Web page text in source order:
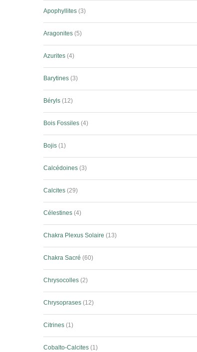
Apophyllites 3
Aragonites 5
Azurites 4
Barytines 3
Béryls 12
Bois Fossiles 4
Bojis 1
Calcédoines 3
Calcites 29
Célestines 4
Chakra Plexus Solaire 13
Chakra Sacré 60
Chrysocolles 2
Chrysoprases 12
Citrines 1
Cobalto-Calcites 1